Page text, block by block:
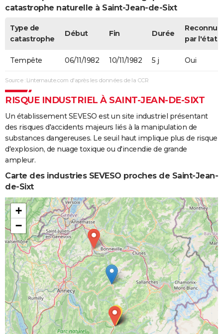
catastrophe naturelle à Saint-Jean-de-Sixt
Type de
catastrophe
Début Fin Durée
Reconnue
par l'état
Tempête 06/11/1982 10/11/1982 5 j Oui
Source : Linternaute.com d'après les données de la CCR
RISQUE INDUSTRIEL À SAINT-JEAN-DE-SIXT
Un établissement SEVESO est un site industriel présentant
des risques d'accidents majeurs liés à la manipulation de
substances dangereuses. Le seuil haut implique plus de risque
d'explosion, de nuage toxique ou d'incendie de grande
ampleur.
Carte des industries SEVESO proches de Saint-Jean-
de-Sixt
+
−